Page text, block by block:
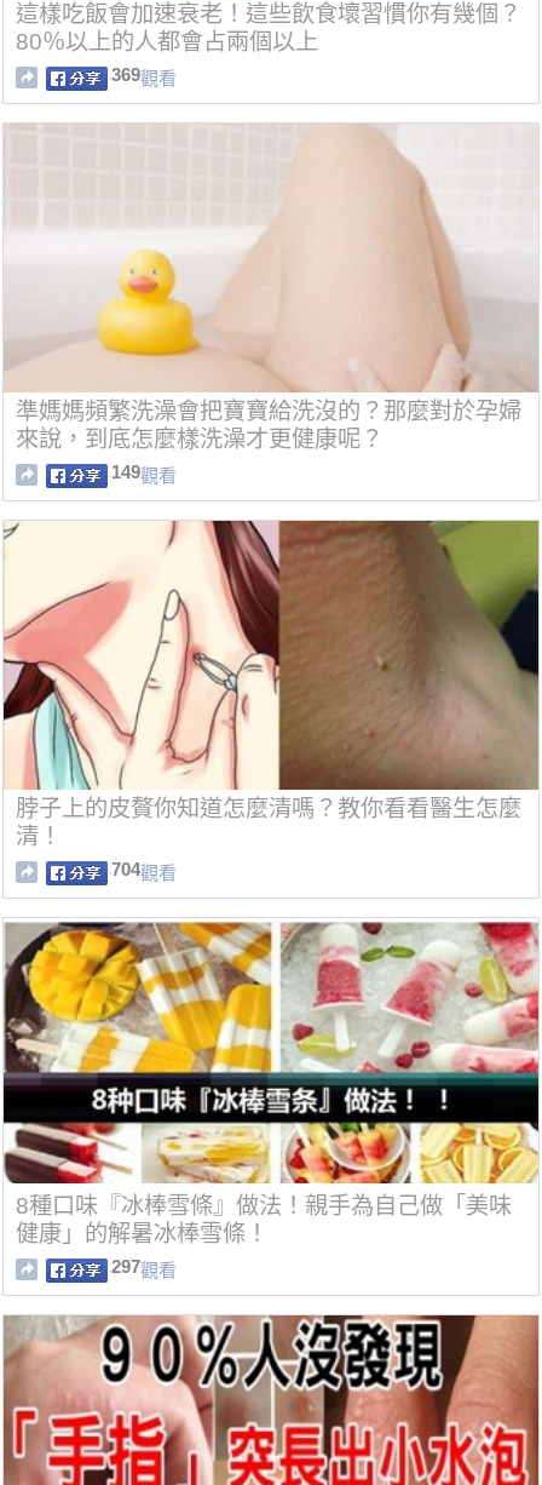
這樣吃飯會加速衰老！這些飲食壞習慣你有幾個？
80％以上的人都會占兩個以上
369觀看
準媽媽頻繁洗澡會把寶寶給洗沒的？那麼對於孕婦
來說，到底怎麼樣洗澡才更健康呢？
149觀看
脖子上的皮贅你知道怎麼清嗎？教你看看醫生怎麼
清！
704觀看
8種口味『冰棒雪條』做法！親手為自己做「美味
健康」的解暑冰棒雪條！
297觀看